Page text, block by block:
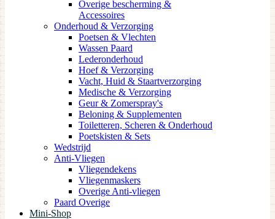
Overige bescherming &
Accessoires
Onderhoud & Verzorging
Poetsen & Vlechten
Wassen Paard
Lederonderhoud
Hoef & Verzorging
Vacht, Huid & Staartverzorging
Medische & Verzorging
Geur & Zomerspray's
Beloning & Supplementen
Toiletteren, Scheren & Onderhoud
Poetskisten & Sets
Wedstrijd
Anti-Vliegen
Vliegendekens
Vliegenmaskers
Overige Anti-vliegen
Paard Overige
Mini-Shop